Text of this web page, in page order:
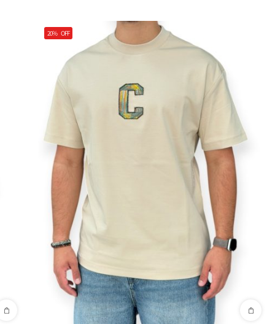
20% OFF